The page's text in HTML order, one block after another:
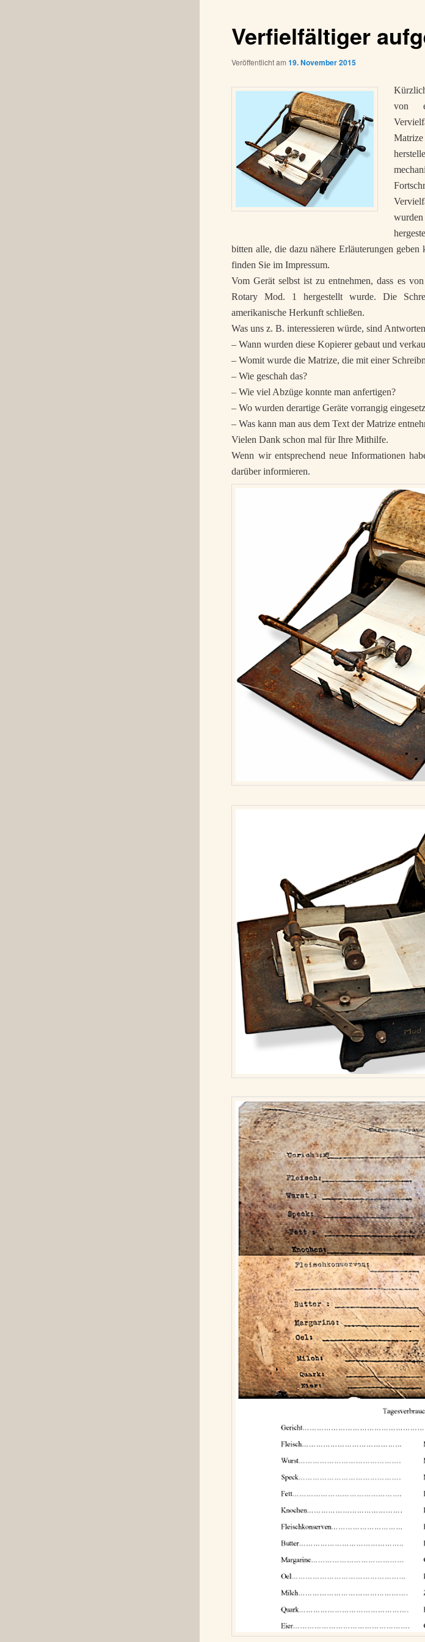
Verfielfältiger
Veröffentlicht am19. November 2015
von
bitten alle, die dazu nähere Erläuterungen
finden Sie im Impressum.
Vom Gerät selbst ist zu entnehmen, dass es
Rotary Mod. 1 hergestellt wurde. Die
amerikanische Herkunft schließen.
Was uns z. B. interessieren würde, sind
– Wann wurden diese Kopierer gebaut und
– Womit wurde die Matrize, die mit einer
– Wie geschah das?
– Wie viel Abzüge konnte man anfertigen?
– Wo wurden derartige Geräte vorrangig
– Was kann man aus dem Text der Matrize
Vielen Dank schon mal für Ihre Mithilfe.
Wenn wir entsprechend neue Informationen
darüber informieren.